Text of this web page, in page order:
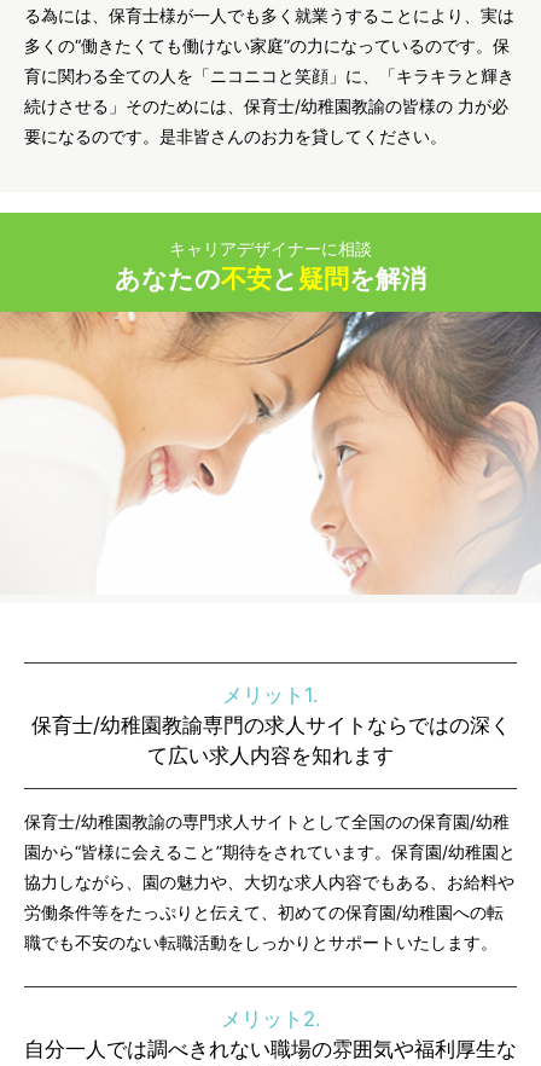
る為には、保育士様が一人でも多く就業うすることにより、実は
多くの“働きたくても働けない家庭”の力になっているのです。保
育に関わる全ての人を「ニコニコと笑顔」に、「キラキラと輝き
続けさせる」そのためには、保育士/幼稚園教諭の皆様の 力が必
要になるのです。是非皆さんのお力を貸してください。
キャリアデザイナーに相談
あなたの不安と 疑問 を解消
メリット1.
保育士/幼稚園教諭専門の求人サイトならではの深く
て広い求人内容を知れます
保育士/幼稚園教諭の専門求人サイトとして全国のの保育園/幼稚
園から“皆様に会えること”期待をされています。保育園/幼稚園と
協力しながら、園の魅力や、大切な求人内容でもある、お給料や
労働条件等をたっぷりと伝えて、初めての保育園/幼稚園への転
職でも不安のない転職活動をしっかりとサポートいたします。
メリット2.
自分一人では調べきれない職場の雰囲気や福利厚生な